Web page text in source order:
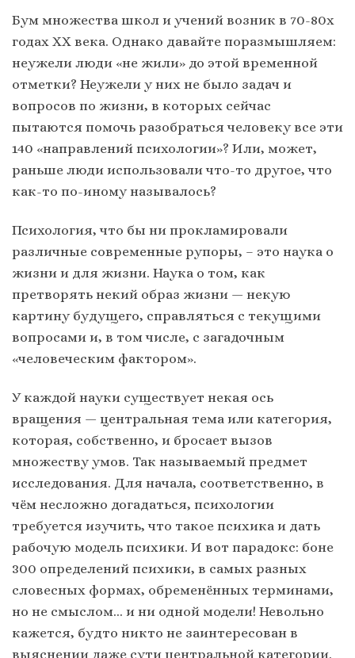
Бум множества школ и учений возник в 70-80х
годах ХХ века. Однако давайте поразмышляем:
неужели люди «не жили» до этой временной
отметки? Неужели у них не было задач и
вопросов по жизни, в которых сейчас
пытаются помочь разобраться человеку все эти
140 «направлений психологии»? Или, может,
раньше люди использовали что-то другое, что
как-то по-иному называлось?
Психология, что бы ни прокламировали
различные современные рупоры, – это наука о
жизни и для жизни. Наука о том, как
претворять некий образ жизни — некую
картину будущего, справляться с текущими
вопросами и, в том числе, с загадочным
«человеческим фактором».
У каждой науки существует некая ось
вращения — центральная тема или категория,
которая, собственно, и бросает вызов
множеству умов. Так называемый предмет
исследования. Для начала, соответственно, в
чём несложно догадаться, психологии
требуется изучить, что такое психика и дать
рабочую модель психики. И вот парадокс: боне
300 определений психики, в самых разных
словесных формах, обременённых терминами,
но не смыслом… и ни одной модели! Невольно
кажется, будто никто не заинтересован в
выяснении даже сути центральной категории.